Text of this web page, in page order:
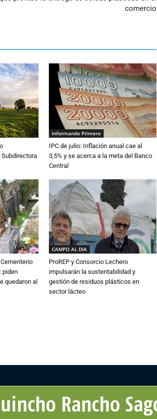
comercio
Informando Primero
IPC de julio: Inflación anual cae al
3,5% y se acerca a la meta del Banco
Central
piden
quedaron al
CAMPO AL DIA
ProREP y Consorcio Lechero
impulsarán la sustentabilidad y
gestión de residuos plásticos en
sector lácteo